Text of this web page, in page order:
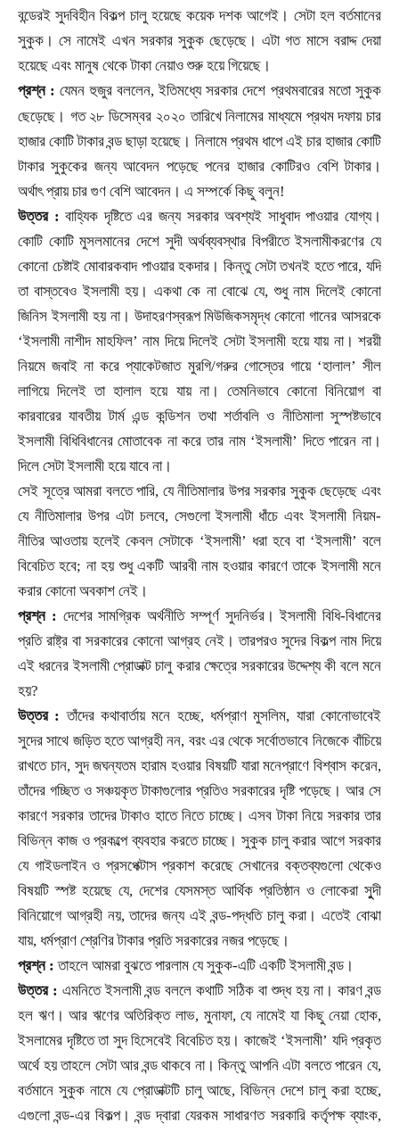
বন্ডেরই সুদবিহীন বিকল্প চালু হয়েছে কয়েক দশক আগেই। সেটা হল বর্তমানের
সুকুক। সে নামেই এখন সরকার সুকুক ছেড়েছে। এটা গত মাসে বরাদ্দ দেয়া
হয়েছে এবং মানুষ থেকে টাকা নেয়াও শুরু হয়ে গিয়েছে।
প্রশ্ন : যেমন হুজুর বললেন,ইতিমধ্যে সরকার দেশে প্রথমবারের মতো সুকুক
ছেড়েছে । গত ২৮ ডিসেম্বর ২০২০ তারিখে নিলামের মাধ্যমে প্রথম দফায় চার
হাজার কোটি টাকার বন্ড ছাড়া হয়েছে। নিলামে প্রথম ধাপে এই চার হাজার কোটি
টাকার সুকুকের জন্য আবেদন পড়েছে পনের হাজার কোটিরও বেশি টাকার।
অর্থাৎ প্রায় চার গুণ বেশি আবেদন। এ সম্পর্কে কিছু বলুন!
উত্তর : বাহ্যিক দৃষ্টিতে এর জন্য সরকার অবশ্যই সাধুবাদ পাওয়ার যোগ্য।
কোটি কোটি মুসলমানের দেশে সুদী অর্থব্যবস্থার বিপরীতে ইসলামীকরণের যে
কোনো চেষ্টাই মোবারকবাদ পাওয়ার হকদার। কিন্তু সেটা তখনই হতে পারে,যদি
তা বাস্তবেও ইসলামী হয়। একথা কে না বোঝে যে, শুধু নাম দিলেই কোনো
জিনিস ইসলামী হয় না। উদাহরণস্বরূপ মিউজিকসমৃদ্ধ কোনো গানের আসরকে
‘ইসলামী নাশীদ মাহফিল’ নাম দিয়ে দিলেই সেটা ইসলামী হয়ে যায় না। শরয়ী
নিয়মে জবাই না করে প্যাকেটজাত মুরগি/গরুর গোস্তের গায়ে ‘হালাল’ সীল
লাগিয়ে দিলেই তা হালাল হয়ে যায় না। তেমনিভাবে কোনো বিনিয়োগ বা
কারবারের যাবতীয় টার্ম এন্ড কন্ডিশন তথা শর্তাবলি ও নীতিমালা সুস্পষ্টভাবে
ইসলামী বিধিবিধানের মোতাবেক না করে তার নাম ‘ইসলামী’ দিতে পারেন না।
দিলে সেটা ইসলামী হয়ে যাবে না।
সেই সূত্রে আমরা বলতে পারি, যে নীতিমালার উপর সরকার সুকুক ছেড়েছে এবং
যে নীতিমালার উপর এটা চলবে, সেগুলো ইসলামী ধাঁচে এবং ইসলামী নিয়ম-
নীতির আওতায় হলেই কেবল সেটাকে ‘ইসলামী’ ধরা হবে বা ‘ইসলামী’ বলে
বিবেচিত হবে; না হয় শুধু একটি আরবী নাম হওয়ার কারণে তাকে ইসলামী মনে
করার কোনো অবকাশ নেই।
প্রশ্ন : দেশের সামগ্রিক অর্থনীতি সম্পূর্ণ সুদনির্ভর। ইসলামী বিধি-বিধানের
প্রতি রাষ্ট্র বা সরকারের কোনো আগ্রহ নেই। তারপরও সুদের বিকল্প নাম দিয়ে
এই ধরনের ইসলামী প্রোডাক্ট চালু করার ক্ষেত্রে সরকারের উদ্দেশ্য কী বলে মনে
হয়?
উত্তর : তাঁদের কথাবার্তায় মনে হচ্ছে, ধর্মপ্রাণ মুসলিম, যারা কোনোভাবেই
সুদের সাথে জড়িত হতে আগ্রহী নন, বরং এর থেকে সর্বোতভাবে নিজেকে বাঁচিয়ে
রাখতে চান, সুদ জঘন্যতম হারাম হওয়ার বিষয়টি যারা মনেপ্রাণে বিশ্বাস করেন,
তাঁদের গচ্ছিত ও সঞ্চয়কৃত টাকাগুলোর প্রতিও সরকারের দৃষ্টি পড়েছে। আর সে
কারণে সরকার তাদের টাকাও হাতে নিতে চাচ্ছে। এসব টাকা নিয়ে সরকার তার
বিভিন্ন কাজ ও প্রকল্পে ব্যবহার করতে চাচ্ছে। সুকুক চালু করার আগে সরকার
যে গাইডলাইন ও প্রসপেক্টাস প্রকাশ করেছে সেখানের বক্তব্যগুলো থেকেও
বিষয়টি স্পষ্ট হয়েছে যে, দেশের যেসমস্ত আর্থিক প্রতিষ্ঠান ও লোকেরা সুুদী
বিনিয়োগে আগ্রহী নয়,তাদের জন্য এই বন্ড-পদ্ধতি চালু করা। এতেই বোঝা
যায়, ধর্মপ্রাণ শ্রেণির টাকার প্রতি সরকারের নজর পড়েছে।
প্রশ্ন : তাহলে আমরা বুঝতে পারলাম যে সুকুক-এটি একটি ইসলামী বন্ড।
উত্তর : এমনিতে ইসলামী বন্ড বললে কথাটি সঠিক বা শুদ্ধ হয় না। কারণ বন্ড
হল ঋণ। আর ঋণের অতিরিক্ত লাভ, মুনাফা,যে নামেই যা কিছু নেয়া হোক,
ইসলামের দৃষ্টিতে তা সুদ হিসেবেই বিবেচিত হয়। কাজেই ‘ইসলামী’ যদি প্রকৃত
অর্থে হয় তাহলে সেটা আর বন্ড থাকবে না। কিন্তু আপনি এটা বলতে পারেন যে,
বর্তমানে সুকুক নামে যে প্রোডাক্টটি চালু আছে,বিভিন্ন দেশে চালু করা হচ্ছে,
এগুলো বন্ড-এর বিকল্প। বন্ড দ্বারা যেরকম সাধারণত সরকারি কর্তৃপক্ষ ব্যাংক,